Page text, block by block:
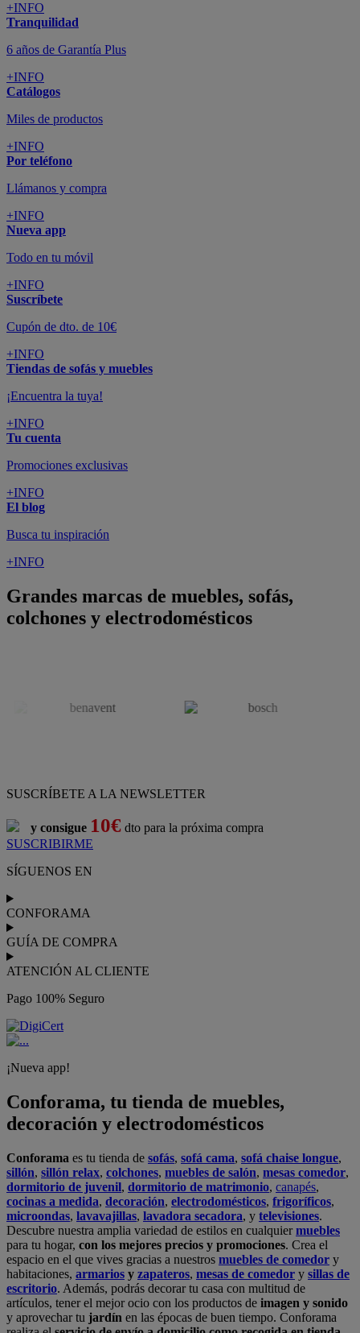
+INFO
Tranquilidad
6 años de Garantía Plus
+INFO
Catálogos
Miles de productos
+INFO
Por teléfono
Llámanos y compra
+INFO
Nueva app
Todo en tu móvil
+INFO
Suscríbete
Cupón de dto. de 10€
+INFO
Tiendas de sofás y muebles
¡Encuentra la tuya!
+INFO
Tu cuenta
Promociones exclusivas
+INFO
El blog
Busca tu inspiración
+INFO
Grandes marcas de muebles, sofás,
colchones y electrodomésticos
SUSCRÍBETE A LA NEWSLETTER
y consigue 10€ dto para la próxima compra
SUSCRIBIRME
SÍGUENOS EN
CONFORAMA
GUÍA DE COMPRA
ATENCIÓN AL CLIENTE
Pago 100% Seguro
¡Nueva app!
Conforama, tu tienda de muebles,
decoración y electrodomésticos
Conforama es tu tienda de sofás, sofá cama, sofá chaise longue,
sillón, sillón relax, colchones, muebles de salón, mesas comedor,
dormitorio de juvenil, dormitorio de matrimonio, canapés,
cocinas a medida, decoración, electrodomésticos, frigoríficos,
microondas, lavavajillas, lavadora secadora, y televisiones.
Descubre nuestra amplia variedad de estilos en cualquiermuebles
para tu hogar, con los mejores precios y promociones. Crea el
espacio en el que vives gracias a nuestros muebles de comedor y
habitaciones, armarios y zapateros, mesas de comedor y sillas de
escritorio. Además, podrás decorar tu casa con multitud de
artículos, tener el mejor ocio con los productos de imagen y sonido
y aprovechar tu jardín en las épocas de buen tiempo. Conforama